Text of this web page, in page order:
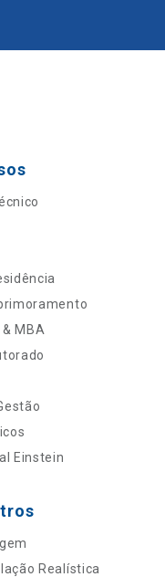
MBA
Einstein
Realística